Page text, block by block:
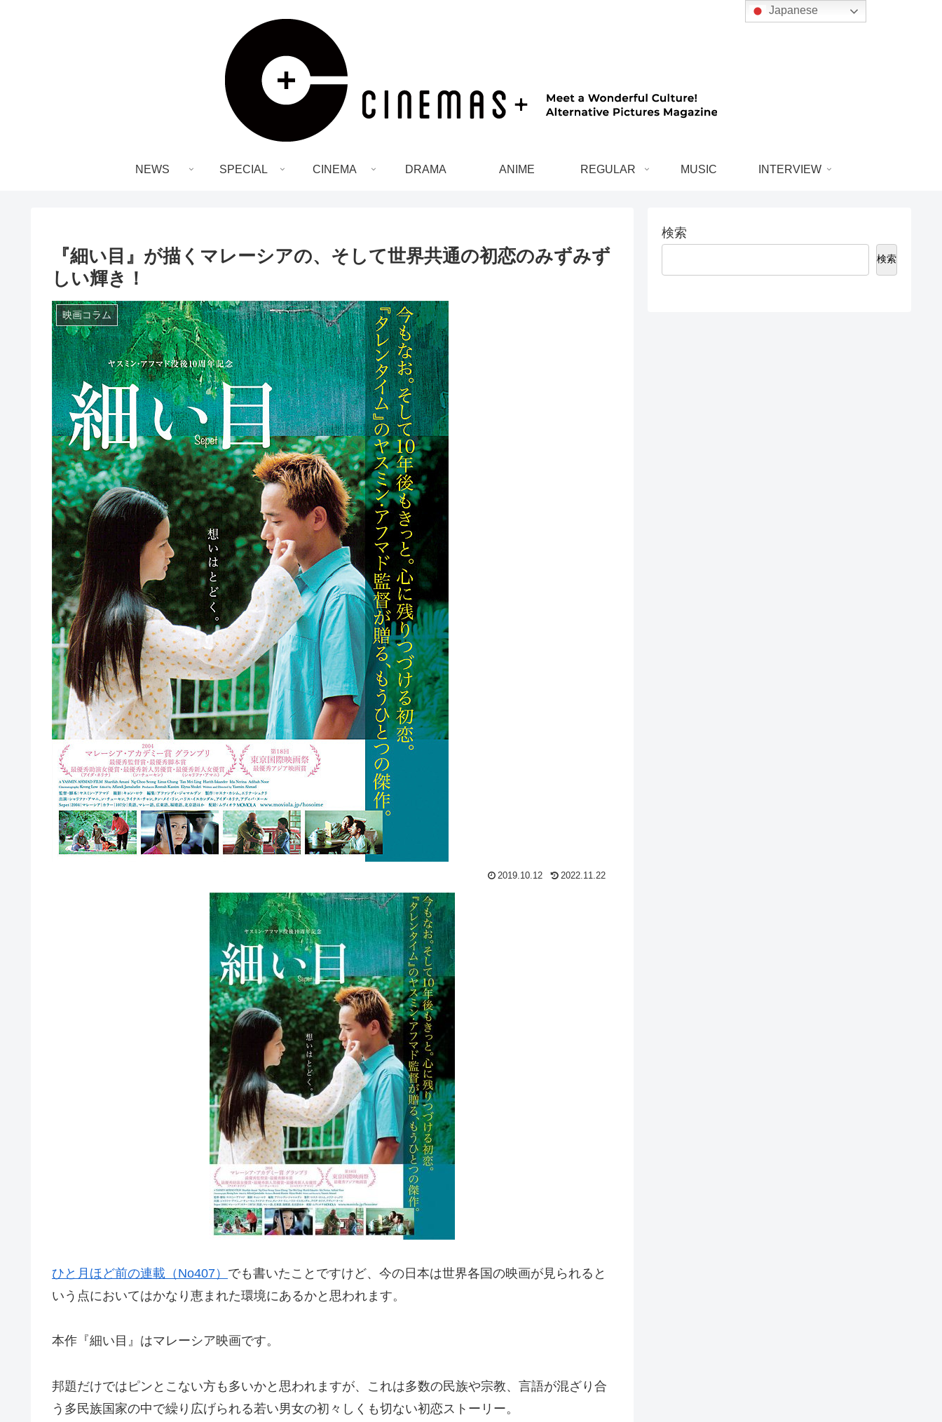
NEWS SPECIAL CINEMA DRAMA ANIME REGULAR MUSIC INTERVIEW
『細い目』が描くマレーシアの、そして世界共通の初恋のみずみず
しい輝き！
映画コラム
2019.10.12 2022.11.22
ひと月ほど前の連載（No407） でも書いたことですけど、今の日本は世界各国の映画が見られると
いう点においてはかなり恵まれた環境にあるかと思われます。
本作『細い目』はマレーシア映画です。
邦題だけではピンとこない方も多いかと思われますが、これは多数の民族や宗教、言語が混ざり合
う多民族国家の中で繰り広げられる若い男女の初々しくも切ない初恋ストーリー。
検索
検索
Japanese